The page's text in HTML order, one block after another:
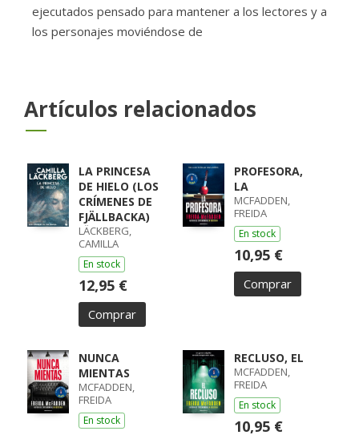
ejecutados pensado para mantener a los lectores y a
los personajes moviéndose de
Artículos relacionados
LA PRINCESA
DE HIELO (LOS
CRÍMENES DE
FJÄLLBACKA)
LÄCKBERG,
CAMILLA
En stock
12,95 €
Comprar
PROFESORA,
LA
MCFADDEN,
FREIDA
En stock
10,95 €
Comprar
NUNCA
MIENTAS
MCFADDEN,
FREIDA
En stock
RECLUSO, EL
MCFADDEN,
FREIDA
En stock
10,95 €